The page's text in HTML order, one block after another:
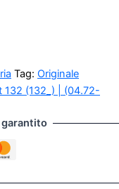
Tag: Originale
132 (132_) | (04.72-
garantito